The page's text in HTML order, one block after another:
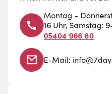
Montag -
16 Uhr, Samstag:
05404 966 80
E-Mail: